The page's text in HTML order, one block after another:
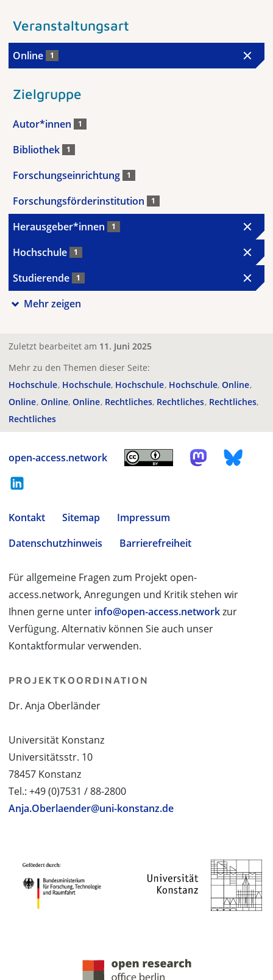
Veranstaltungsart
Online 1
Zielgruppe
Autor*innen 1
Bibliothek 1
Forschungseinrichtung 1
Forschungsförderinstitution 1
Herausgeber*innen 1
Hochschule 1
Studierende 1
Mehr zeigen
Zuletzt bearbeitet am 11. Juni 2025
Mehr zu den Themen dieser Seite:
Hochschule Hochschule Hochschule Hochschule Online
Online Online Online Rechtliches Rechtliches Rechtliches
Rechtliches
open-access.network
Kontakt Sitemap
Impressum
Datenschutzhinweis
Barrierefreiheit
Für allgemeine Fragen zum Projekt open-
access.network, Anregungen und Kritik stehen wir
Ihnen gerne unter info@open-access.networkzur
Verfügung. Alternativ können Sie auch unser
Kontaktformular verwenden.
PROJEKTKOORDINATION
Dr. Anja Oberländer
Universität Konstanz
Universitätsstr. 10
78457 Konstanz
Tel.: +49 (0)7531 / 88-2800
Anja.Oberlaender@uni-konstanz.de